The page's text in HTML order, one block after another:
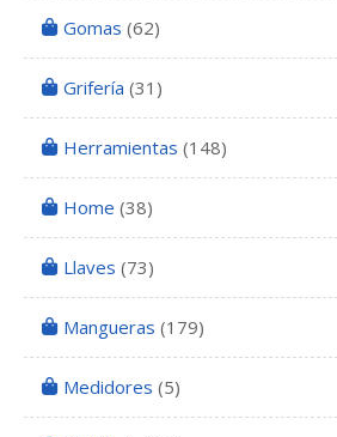
Gomas (62)
Grifería (31)
Herramientas (148)
Home (38)
Llaves (73)
Mangueras (179)
Medidores (5)